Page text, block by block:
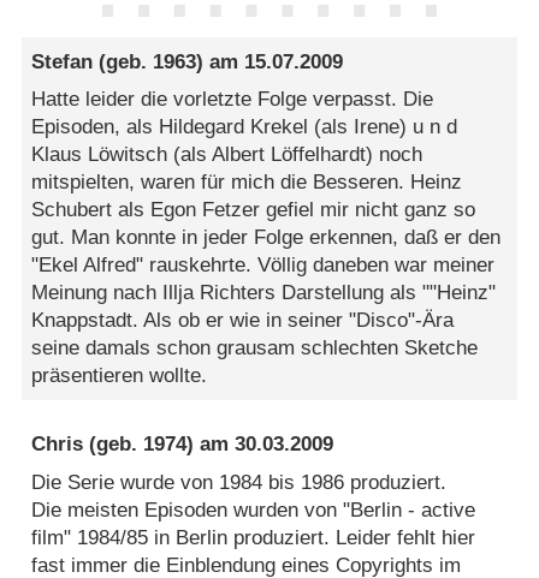
Stefan (geb. 1963) am 15.07.2009
Hatte leider die vorletzte Folge verpasst. Die
Episoden, als Hildegard Krekel (als Irene) u n d
Klaus Löwitsch (als Albert Löffelhardt) noch
mitspielten, waren für mich die Besseren. Heinz
Schubert als Egon Fetzer gefiel mir nicht ganz so
gut. Man konnte in jeder Folge erkennen, daß er den
"Ekel Alfred" rauskehrte. Völlig daneben war meiner
Meinung nach Illja Richters Darstellung als ""Heinz"
Knappstadt. Als ob er wie in seiner "Disco"-Ära
seine damals schon grausam schlechten Sketche
präsentieren wollte.
Chris (geb. 1974) am30.03.2009
Die Serie wurde von 1984 bis 1986 produziert.
Die meisten Episoden wurden von "Berlin - active
film" 1984/85 in Berlin produziert. Leider fehlt hier
fast immer die Einblendung eines Copyrights im